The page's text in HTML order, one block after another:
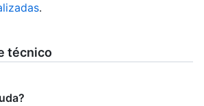
.
técnico